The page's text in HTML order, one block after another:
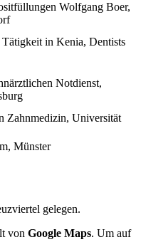
Wolfgang Boer,
in Kenia, Dentists
Notdienst,
Zahnmedizin, Universität
Münster
gelegen.
von Google Maps. Um auf